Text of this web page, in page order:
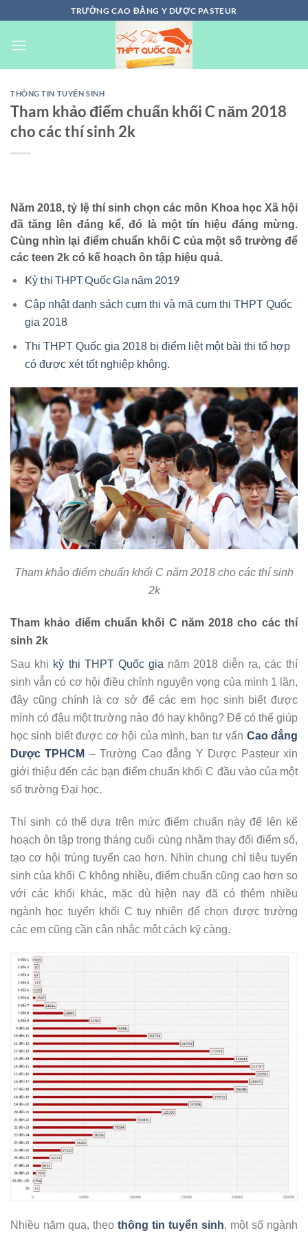
đến
nội
TRƯỜNG CAO ĐẲNG Y DƯỢC PASTEUR
THÔNG TIN TUYỂN SINH
Tham khảo điểm chuẩn khối C năm 2018
cho các thí sinh 2k
Năm 2018, tỷ lệ thí sinh chọn các môn Khoa học Xã hội
đã tăng lên đáng kể, đó là một tín hiệu đáng mừng.
Cùng nhìn lại điểm chuẩn khối C của một số trường để
các teen 2k có kế hoạch ôn tập hiệu quả.
Kỳ thi THPT Quốc Gia năm 2019
Cập nhật danh sách cụm thi và mã cụm thi THPT Quốc
gia 2018
Thi THPT Quốc gia 2018 bị điểm liệt một bài thi tổ hợp
có được xét tốt nghiệp không.
Tham khảo điểm chuẩn khối C năm 2018 cho các thí sinh
2k
Tham khảo điểm chuẩn khối C năm 2018 cho các thí
sinh 2k
Sau khi kỳ thi THPT Quốc gia năm 2018 diễn ra, các thí
sinh vẫn có cơ hội điều chỉnh nguyện vọng của mình 1 lần,
đây cũng chính là cơ sở để các em học sinh biết được
mình có đậu một trường nào đó hay không? Để có thể giúp
học sinh biết được cơ hội của mình, ban tư vấn Cao đẳng
Dược TPHCM – Trường Cao đẳng Y Dược Pasteur xin
giới thiệu đến các bạn điểm chuẩn khối C đầu vào của một
số trường Đại học.
Thí sinh có thể dựa trên mức điểm chuẩn này để lên kế
hoạch ôn tập trong tháng cuối cùng nhằm thay đổi điểm số,
tạo cơ hội trúng tuyển cao hơn. Nhìn chung chỉ tiêu tuyển
sinh của khối C không nhiều, điểm chuẩn cũng cao hơn so
với các khối khác, mặc dù hiện nay đã có thêm nhiều
ngành học tuyển khối C tuy nhiên để chọn được trường
các em cũng cần cân nhắc một cách kỹ càng.
Nhiều năm qua, theo thông tin tuyển sinh, một số ngành